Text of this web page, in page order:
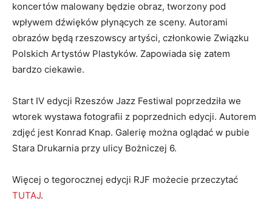
koncertów malowany będzie obraz, tworzony pod
wpływem dźwięków płynących ze sceny. Autorami
obrazów będą rzeszowscy artyści, członkowie Związku
Polskich Artystów Plastyków. Zapowiada się zatem
bardzo ciekawie.
Start IV edycji Rzeszów Jazz Festiwal poprzedziła we
wtorek wystawa fotografii z poprzednich edycji. Autorem
zdjęć jest Konrad Knap. Galerię można oglądać w pubie
Stara Drukarnia przy ulicy Bożniczej 6.
Więcej o tegorocznej edycji RJF możecie przeczytać
TUTAJ.